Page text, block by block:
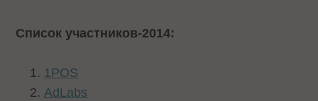
Список участников-2014:
1POS
AdLabs